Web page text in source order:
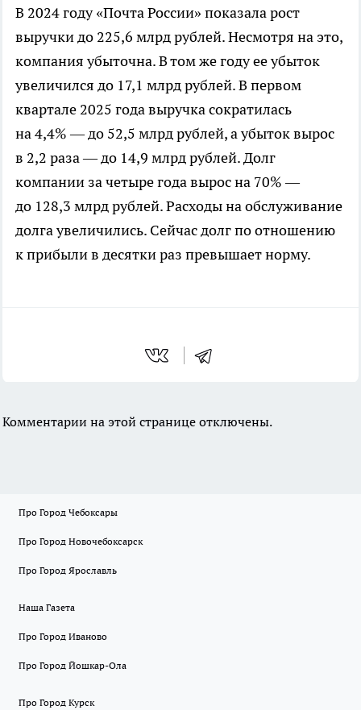
В 2024 году «Почта России» показала рост
выручки до 225,6 млрд рублей. Несмотря на это,
компания убыточна. В том же году ее убыток
увеличился до 17,1 млрд рублей. В первом
квартале 2025 года выручка сократилась
на 4,4% — до 52,5 млрд рублей, а убыток вырос
в 2,2 раза — до 14,9 млрд рублей. Долг
компании за четыре года вырос на 70% —
до 128,3 млрд рублей. Расходы на обслуживание
долга увеличились. Сейчас долг по отношению
к прибыли в десятки раз превышает норму.
Комментарии на этой странице отключены.
Про Город Чебоксары
Про Город Новочебоксарск
Про Город Ярославль
Наша Газета
Про Город Иваново
Про Город Йошкар-Ола
Про Город Курск